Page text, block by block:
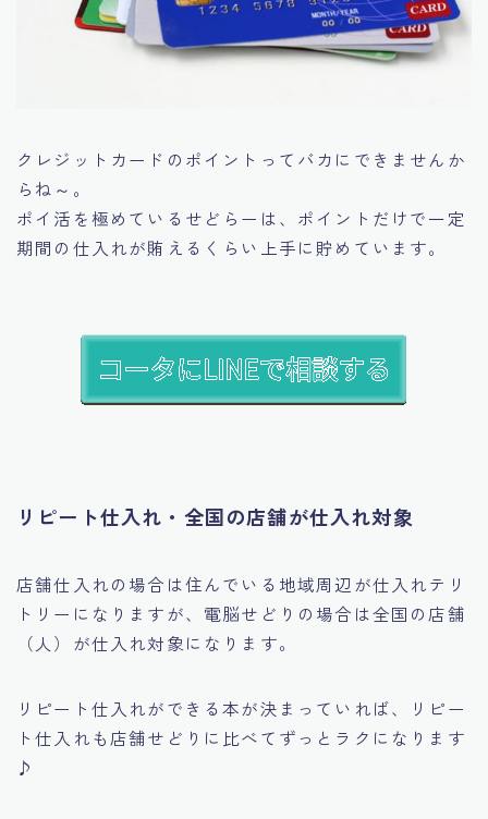
クレジットカードのポイントってバカにできませんか
らね～。
ポイ活を極めているせどらーは、ポイントだけで一定
期間の仕入れが賄えるくらい上手に貯めています。
リピート仕入れ・全国の店舗が仕入れ対象
店舗仕入れの場合は住んでいる地域周辺が仕入れテリ
トリーになりますが、電脳せどりの場合は全国の店舗
（人）が仕入れ対象になります。
リピート仕入れができる本が決まっていれば、リピー
ト仕入れも店舗せどりに比べてずっとラクになります
♪